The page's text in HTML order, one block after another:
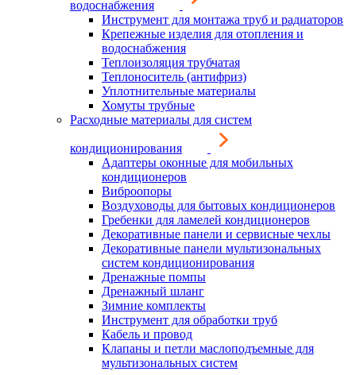
водоснабжения
Инструмент для монтажа труб и радиаторов
Крепежные изделия для отопления и
водоснабжения
Теплоизоляция трубчатая
Теплоноситель (антифриз)
Уплотнительные материалы
Хомуты трубные
Расходные материалы для систем
кондиционирования
Адаптеры оконные для мобильных
кондиционеров
Виброопоры
Воздуховоды для бытовых кондиционеров
Гребенки для ламелей кондиционеров
Декоративные панели и сервисные чехлы
Декоративные панели мультизональных
систем кондиционирования
Дренажные помпы
Дренажный шланг
Зимние комплекты
Инструмент для обработки труб
Кабель и провод
Клапаны и петли маслоподъемные для
мультизональных систем